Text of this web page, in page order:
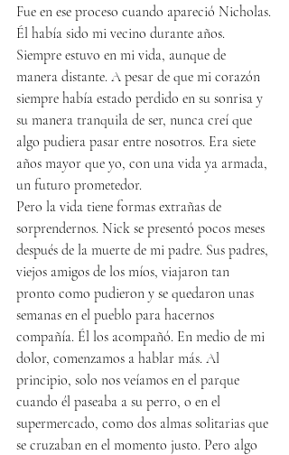
Fue en ese proceso cuando apareció Nicholas.
Él había sido mi vecino durante años.
Siempre estuvo en mi vida, aunque de
manera distante. A pesar de que mi corazón
siempre había estado perdido en su sonrisa y
su manera tranquila de ser, nunca creí que
algo pudiera pasar entre nosotros. Era siete
años mayor que yo, con una vida ya armada,
un futuro prometedor.
Pero la vida tiene formas extrañas de
sorprendernos. Nick se presentó pocos meses
después de la muerte de mi padre. Sus padres,
viejos amigos de los míos, viajaron tan
pronto como pudieron y se quedaron unas
semanas en el pueblo para hacernos
compañía. Él los acompañó. En medio de mi
dolor, comenzamos a hablar más. Al
principio, solo nos veíamos en el parque
cuando él paseaba a su perro, o en el
supermercado, como dos almas solitarias que
se cruzaban en el momento justo. Pero algo